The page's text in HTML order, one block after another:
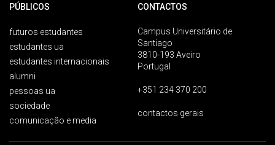
PÚBLICOS
futuros estudantes
estudantes ua
estudantes internacionais
alumni
pessoas ua
sociedade
comunicação e media
CONTACTOS
Campus Universitário de
Santiago
3810-193 Aveiro
Portugal
+351 234 370 200
contactos gerais